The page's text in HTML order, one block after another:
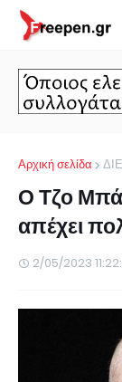
Αρχική σελίδα
Ο Τζο
απέχει
2/05/2023